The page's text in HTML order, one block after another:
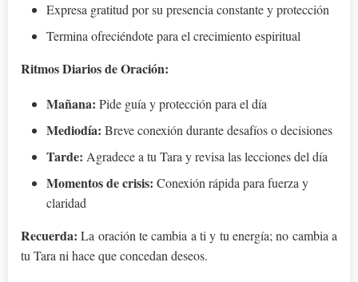
Expresa gratitud por su presencia constante y protección
Termina ofreciéndote para el crecimiento espiritual
Ritmos Diarios de Oración:
Mañana: Pide guía y protección para el día
Mediodía: Breve conexión durante desafíos o decisiones
Tarde: Agradece a tu Tara y revisa las lecciones del día
Momentos de crisis: Conexión rápida para fuerza y
claridad
Recuerda: La oración te cambia a ti y tu energía; no cambia a
tu Tara ni hace que concedan deseos.